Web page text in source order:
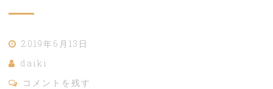
2019年6月13日
daiki
コメントを残す